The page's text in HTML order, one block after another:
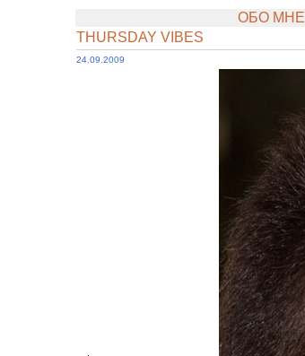
ОБО МНЕ
THURSDAY VIBES
24.09.2009